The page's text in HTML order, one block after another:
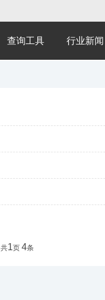
查询工具 行业新闻
共1页 4条